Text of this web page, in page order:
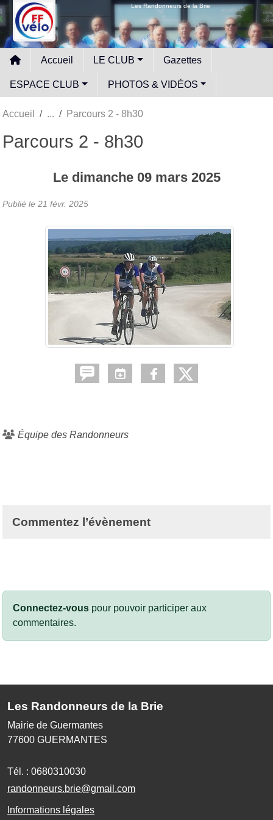
Les Randonneurs de la Brie
Accueil LE CLUB Gazettes
ESPACE CLUB PHOTOS & VIDÉOS
Accueil Parcours 2 - 8h30
Parcours 2 - 8h30
Le dimanche 09 mars 2025
Publié le 21 févr. 2025
Équipe des Randonneurs
Commentez l’évènement
Connectez-vous pour pouvoir participer aux
commentaires.
Les Randonneurs de la Brie
Mairie de Guermantes
77600 GUERMANTES
Tél. : 0680310030
randonneurs.brie@gmail.com
Informations légales
Panneau de gestion des cookies